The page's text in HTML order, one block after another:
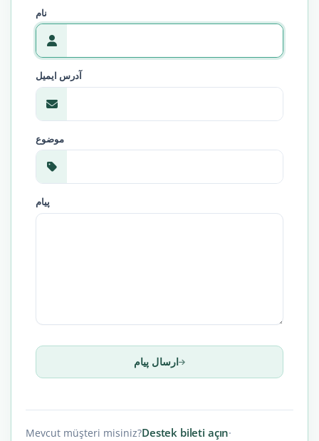
نام
آدرس ایمیل
موضوع
پیام
ارسال پیام
Mevcut müşteri misiniz?Destek bileti açın·